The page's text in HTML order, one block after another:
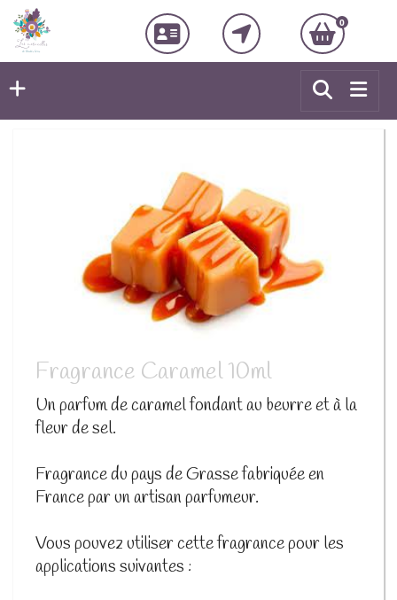
0
Fragrance Caramel 10ml
Un parfum de caramel fondant au beurre et à la
fleur de sel.
Fragrance du pays de Grasse fabriquée en
France par un artisan parfumeur.
Vous pouvez utiliser cette fragrance pour les
applications suivantes :